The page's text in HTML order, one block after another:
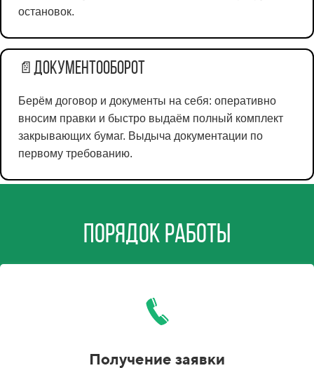
остановок.
📄 Документооборот
Берём договор и документы на себя: оперативно
вносим правки и быстро выдаём полный комплект
закрывающих бумаг. Выдыча документации по
первому требованию.
Порядок работы
Получение заявки